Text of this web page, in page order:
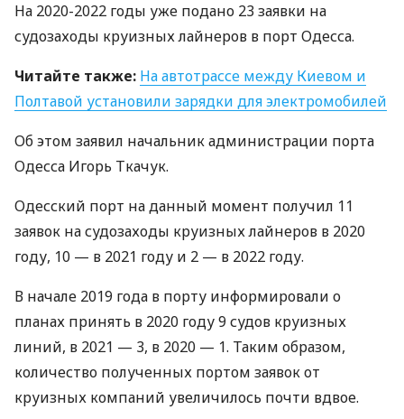
На 2020-2022 годы уже подано 23 заявки на
судозаходы круизных лайнеров в порт Одесса.
Читайте также: На автотрассе между Киевом и
Полтавой установили зарядки для электромобилей
Об этом заявил начальник администрации порта
Одесса Игорь Ткачук.
Одесский порт на данный момент получил 11
заявок на судозаходы круизных лайнеров в 2020
году, 10 — в 2021 году и 2 — в 2022 году.
В начале 2019 года в порту информировали о
планах принять в 2020 году 9 судов круизных
линий, в 2021 — 3, в 2020 — 1. Таким образом,
количество полученных портом заявок от
круизных компаний увеличилось почти вдвое.